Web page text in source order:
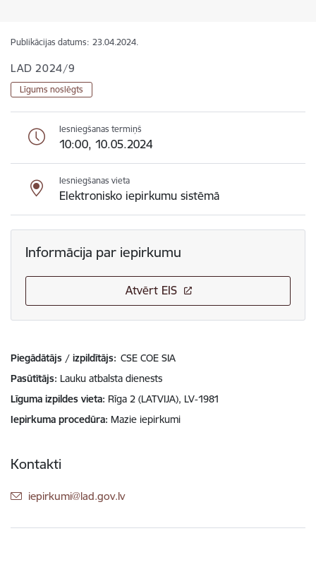
Publikācijas datums: 23.04.2024.
LAD 2024/9
Līgums noslēgts
Iesniegšanas termiņš
10:00, 10.05.2024
Iesniegšanas vieta
Elektronisko iepirkumu sistēmā
Informācija par iepirkumu
Atvērt EIS
Piegādātājs / izpildītājs: CSE COE SIA
Pasūtītājs Lauku atbalsta dienests
Līguma izpildes vieta Rīga 2 (LATVIJA), LV-1981
Iepirkuma procedūra Mazie iepirkumi
Kontakti
E-pasts:
iepirkumi@lad.gov.lv